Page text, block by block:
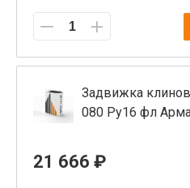
Задвижка
080 Ру16 фл
21 666 ₽